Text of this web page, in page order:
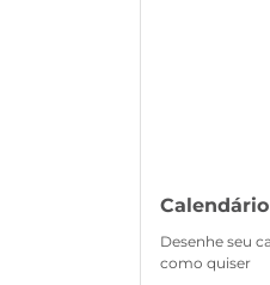
Desenhe seu
como quiser